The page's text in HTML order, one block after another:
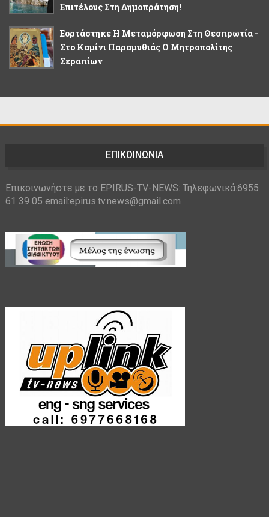
Επιτέλους Στη Δημοπράτηση!
Εορτάστηκε Η Μεταμόρφωση Στη Θεσπρωτία -
Στο Καμίνι Παραμυθιάς Ο Μητροπολίτης
Σεραπίων
ΕΠΙΚΟΙΝΩΝΙΑ
Επικοινωνήστε με το EPIRUS-TV-NEWS: Τηλεφωνικά:6955
61 39 05 email:epirus.tv.news@gmail.com